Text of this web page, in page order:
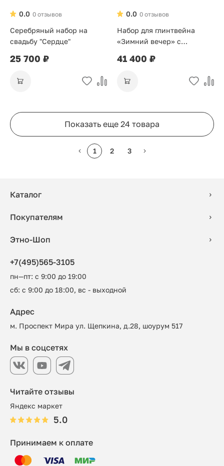
0 отзывов
0.0
Серебряный набор на
свадьбу "Сердце"
25 700 ₽
0 отзывов
0.0
Набор для глинтвейна
«Зимний вечер» с
41 400 ₽
Показать еще 24 товара
1 2 3
Каталог
Покупателям
Этно-Шоп
+7(495)565-3105
пн—пт: с 9:00 до 19:00
сб: с 9:00 до 18:00, вс - выходной
Читайте отзывы
Яндекс маркет
5.0
Адрес
м. Проспект Мира ул. Щепкина, д.28, шоурум 517
Принимаем к оплате
Мы в соцсетях